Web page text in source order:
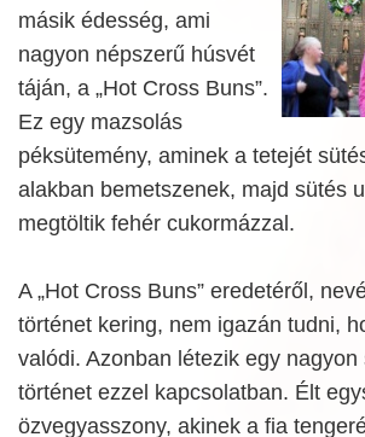
másik édesség, ami
nagyon népszerű húsvét
táján, a „Hot Cross Buns”.
Ez egy mazsolás
péksütemény, aminek a tetejét
alakban bemetszenek, majd sütés
megtöltik fehér cukormázzal.
A „Hot Cross Buns” eredetéről,
történet kering, nem igazán tudni,
valódi. Azonban létezik egy nagyon
történet ezzel kapcsolatban. Élt
özvegyasszony, akinek a fia